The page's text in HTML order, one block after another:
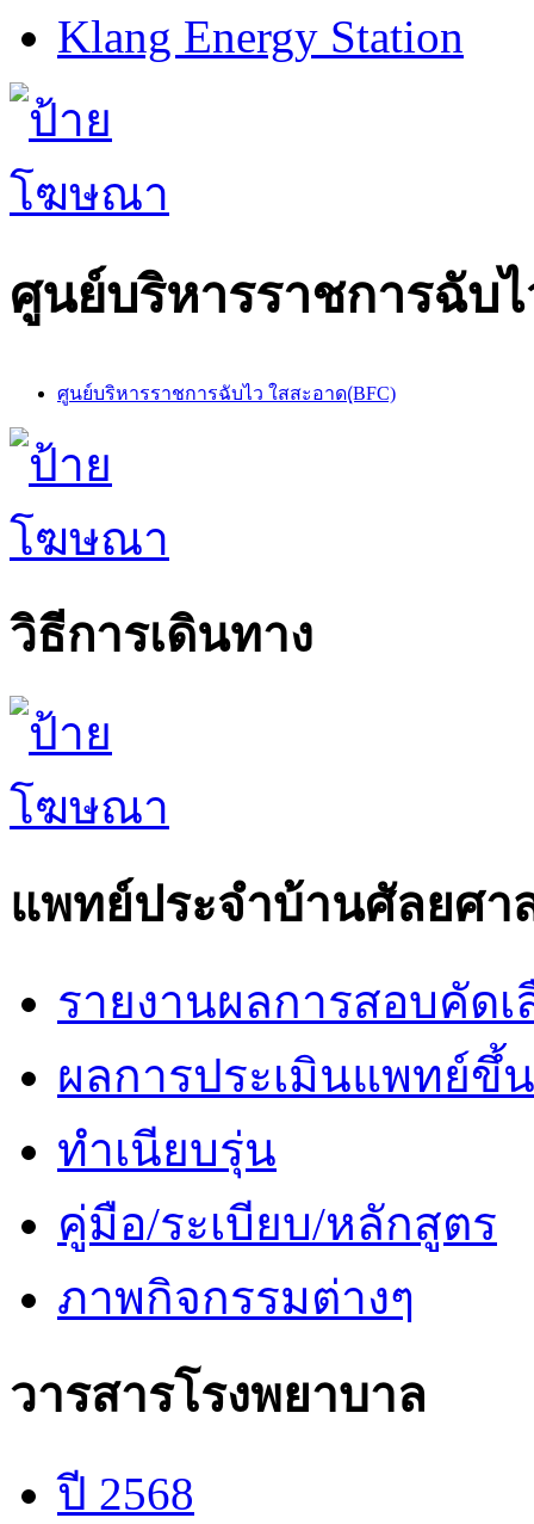
Klang Energy Station
ศูนย์บริหารราชการฉับ
ศูนย์บริหารราชการฉับไว ใสสะอาด(ฺBFC)
วิธีการเดินทาง
แพทย์ประจำบ้านศัลยศา
รายงานผลการสอบคัดเ
ผลการประเมินแพทย์ขึ้
ทำเนียบรุ่น
คู่มือ/ระเบียบ/หลักสูตร
ภาพกิจกรรมต่างๆ
วารสารโรงพยาบาล
ปี 2568